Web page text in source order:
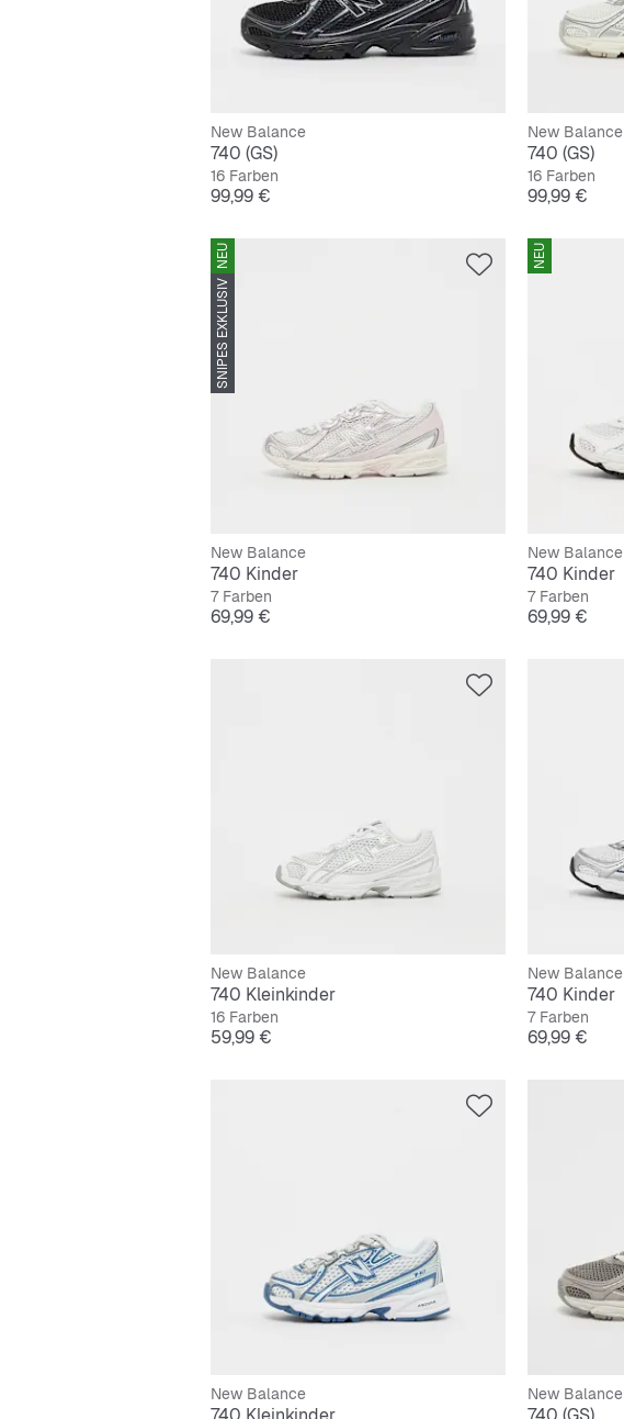
New Balance
740 (GS)
16 Farben
Preis
99,99 €
New Balance
740 (GS)
16 Farben
Preis
99,99 €
NEU
SNIPES EXKLUSIV
New Balance
740 Kinder
7 Farben
Preis
69,99 €
NEU
New Balance
740 Kinder
7 Farben
Preis
69,99 €
New Balance
740 Kleinkinder
16 Farben
Preis
59,99 €
New Balance
740 Kinder
7 Farben
Preis
69,99 €
New Balance New Balance